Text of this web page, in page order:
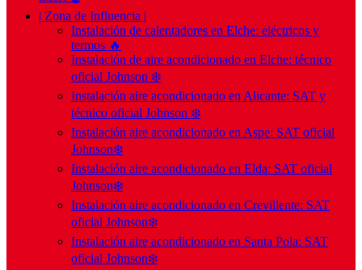
| Zona de Influencia |
Instalación de calentadores en Elche: eléctricos y
termos 🔥
Instalación de aire acondicionado en Elche: técnico
oficial Johnson ❄️
Instalación aire acondicionado en Alicante: SAT y
técnico oficial Johnson ❄️
Instalación aire acondicionado en Aspe: SAT oficial
Johnson❄️
Instalación aire acondicionado en Elda: SAT oficial
Johnson❄️
Instalación aire acondicionado en Crevillente: SAT
oficial Johnson❄️
Instalación aire acondicionado en Santa Pola: SAT
oficial Johnson❄️